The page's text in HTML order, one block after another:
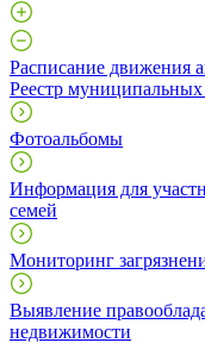
Расписание движения
Реестр
Фотоальбомы
Информация для
семей
Мониторинг
Выявление
недвижимости